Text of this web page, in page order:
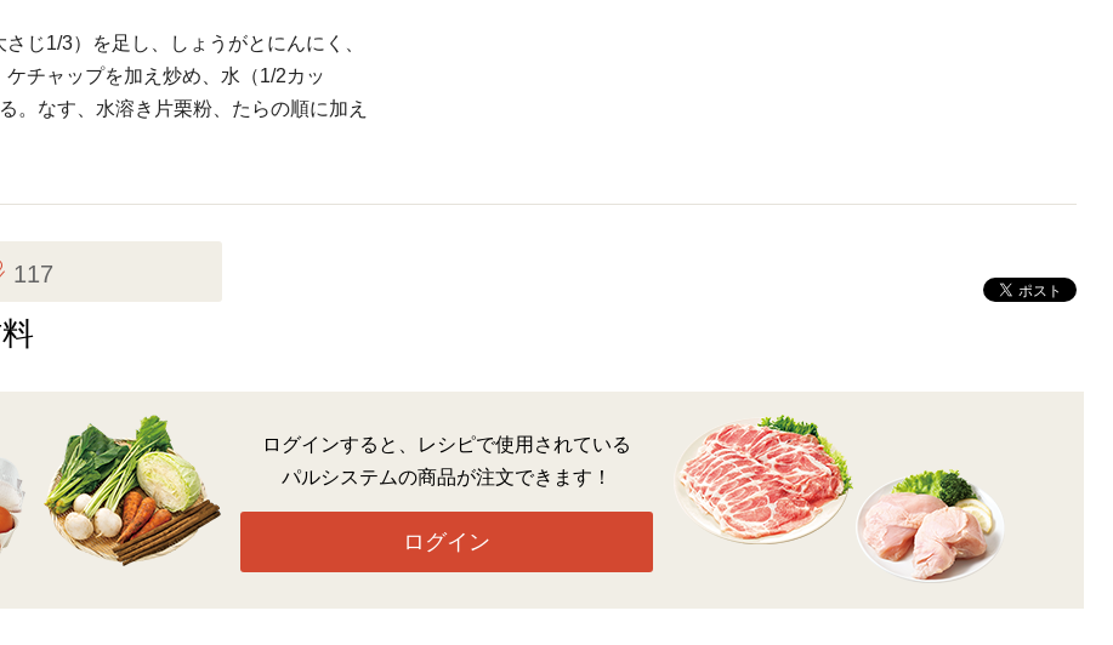
じ1/3）を足し、しょうがとにんにく、
ケチャップを加え炒め、水（1/2カッ
。なす、水溶き片栗粉、たらの順に加え
117
ログインすると、レシピで使用されている
パルシステムの商品が注文できます！
ログイン